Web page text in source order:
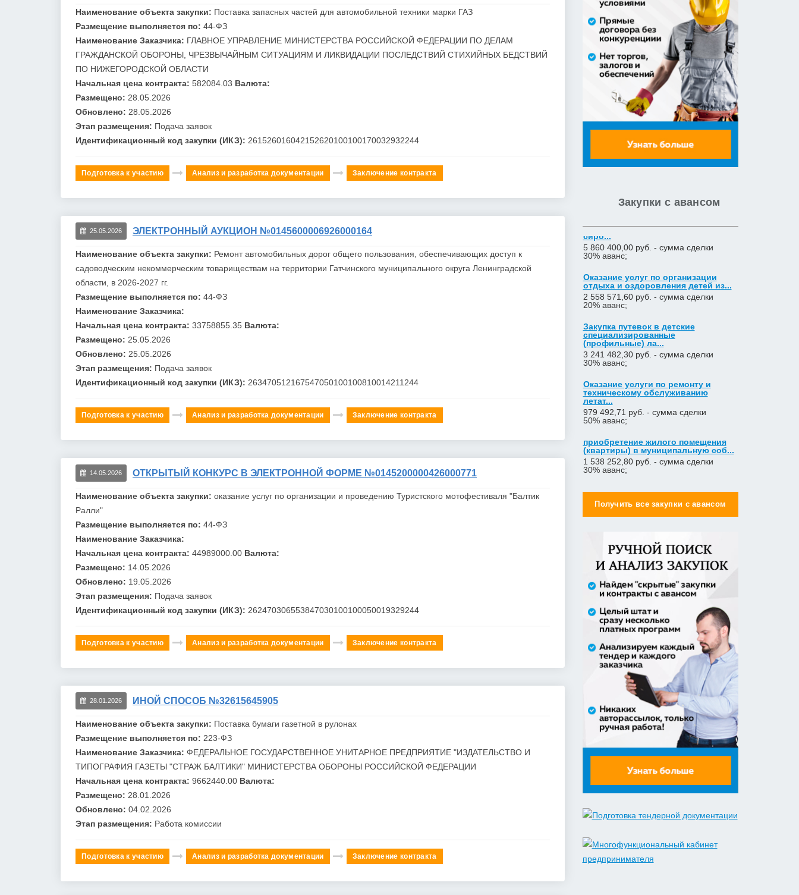
Наименование объекта закупки: Поставка запасных частей для автомобильной техники марки ГАЗ
Размещение выполняется по: 44-ФЗ
Наименование Заказчика: ГЛАВНОЕ УПРАВЛЕНИЕ МИНИСТЕРСТВА РОССИЙСКОЙ ФЕДЕРАЦИИ ПО ДЕЛАМ
ГРАЖДАНСКОЙ ОБОРОНЫ, ЧРЕЗВЫЧАЙНЫМ СИТУАЦИЯМ И ЛИКВИДАЦИИ ПОСЛЕДСТВИЙ СТИХИЙНЫХ БЕДСТВИЙ
ПО НИЖЕГОРОДСКОЙ ОБЛАСТИ
Начальная цена контракта: 582084.03 Валюта:
Размещено: 28.05.2026
Обновлено: 28.05.2026
Этап размещения: Подача заявок
Идентификационный код закупки (ИКЗ): 261526016042152620100100170032932244
Подготовка к участию Анализ и разработка документации Заключение контракта
25.05.2026 ЭЛЕКТРОННЫЙ АУКЦИОН №0145600006926000164
Наименование объекта закупки: Ремонт автомобильных дорог общего пользования, обеспечивающих доступ к
садоводческим некоммерческим товариществам на территории Гатчинского муниципального округа Ленинградской
области, в 2026-2027 гг.
Размещение выполняется по: 44-ФЗ
Наименование Заказчика:
Начальная цена контракта: 33758855.35 Валюта:
Размещено: 25.05.2026
Обновлено: 25.05.2026
Этап размещения: Подача заявок
Идентификационный код закупки (ИКЗ): 263470512167547050100100810014211244
Подготовка к участию Анализ и разработка документации Заключение контракта
14.05.2026 ОТКРЫТЫЙ КОНКУРС В ЭЛЕКТРОННОЙ ФОРМЕ №0145200000426000771
Наименование объекта закупки: оказание услуг по организации и проведению Туристского мотофестиваля "Балтик
Ралли"
Размещение выполняется по: 44-ФЗ
Наименование Заказчика:
Начальная цена контракта: 44989000.00 Валюта:
Размещено: 14.05.2026
Обновлено: 19.05.2026
Этап размещения: Подача заявок
Идентификационный код закупки (ИКЗ): 262470306553847030100100050019329244
Подготовка к участию Анализ и разработка документации Заключение контракта
28.01.2026 ИНОЙ СПОСОБ №32615645905
Наименование объекта закупки: Поставка бумаги газетной в рулонах
Размещение выполняется по: 223-ФЗ
Наименование Заказчика: ФЕДЕРАЛЬНОЕ ГОСУДАРСТВЕННОЕ УНИТАРНОЕ ПРЕДПРИЯТИЕ "ИЗДАТЕЛЬСТВО И
ТИПОГРАФИЯ ГАЗЕТЫ "СТРАЖ БАЛТИКИ" МИНИСТЕРСТВА ОБОРОНЫ РОССИЙСКОЙ ФЕДЕРАЦИИ
Начальная цена контракта: 9662440.00 Валюта:
Размещено: 28.01.2026
Обновлено: 04.02.2026
Этап размещения: Работа комиссии
Подготовка к участию Анализ и разработка документации Заключение контракта
Закупки с авансом
Закупка путевок в санаторно-
курортные организации детям-
сиро...
5 860 400,00 руб. - сумма сделки
30% аванс;
Оказание услуг по организации
отдыха и оздоровления детей из...
2 558 571,60 руб. - сумма сделки
20% аванс;
Закупка путевок в детские
специализированные
(профильные) ла...
3 241 482,30 руб. - сумма сделки
приобретение жилого помещения
30% аванс;
курортные организации детям-
сиро...
5 860 400,00 руб. - сумма сделки
30% аванс;
Оказание услуг по организации
отдыха и оздоровления детей из...
2 558 571,60 руб. - сумма сделки
20% аванс;
Закупка путевок в детские
специализированные
(профильные) ла...
3 241 482,30 руб. - сумма сделки
30% аванс;
Оказание услуги по ремонту и
техническому обслуживанию
летат...
979 492,71 руб. - сумма сделки
50% аванс;
приобретение жилого помещения
(квартиры) в муниципальную соб...
1 538 252,80 руб. - сумма сделки
30% аванс;
Закупка путевок в санаторно-
курортные организации детям-
сиро...
5 860 400,00 руб. - сумма сделки
Оказание услуг по организации
отдыха и оздоровления детей из...
2 558 571,60 руб. - сумма сделки
Закупка путевок в детские
специализированные
(профильные) ла...
3 241 482,30 руб. - сумма сделки
30% аванс;
Оказание услуги по ремонту и
техническому обслуживанию
979 492,71 руб. - сумма сделки
50% аванс;
приобретение жилого помещения
(квартиры) в муниципальную соб...
1 538 252,80 руб. - сумма сделки
курортные организации детям-
Оказание услуг по организации
2 558 571,60 руб. - сумма сделки
20% аванс;
Получить все закупки с авансом